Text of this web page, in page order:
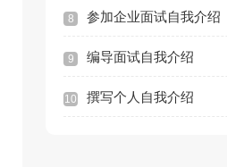
8 参加企业面试自我介绍
9 编导面试自我介绍
10 撰写个人自我介绍